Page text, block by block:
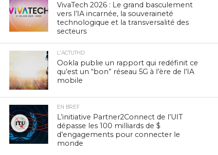
VivaTech 2026 : Le grand basculement
vers l’IA incarnée, la souveraineté
technologique et la transversalité des
secteurs
L'ACTUTHD
Ookla publie un rapport qui redéfinit ce
qu’est un “bon” réseau 5G à l’ère de l’IA
mobile
EN BREF
L’initiative Partner2Connect de l’UIT
dépasse les 100 milliards de $
d’engagements pour connecter le
monde